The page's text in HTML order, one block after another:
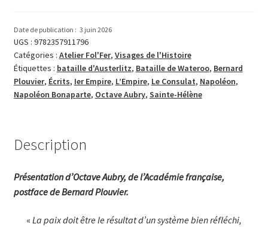
Napoléon
Bonaparte
Date de publication : 3 juin 2026
UGS : 9782357911796
Catégories : Atelier Fol'Fer, Visages de l'Histoire
Étiquettes : bataille d'Austerlitz, Bataille de Wateroo, Ber­nard
Plouvier, Écrits, Ier Empire, L’Empire, Le Consulat, Napoléon,
Napoléon Bonaparte, Octave Aubry, Sainte-Hélène
Description
Présentation d’Octave Aubry, de l’Académie fran­çaise,
postface de Ber­nard Plouvier.
« La paix doit être le résultat d’un système bien réfléchi,